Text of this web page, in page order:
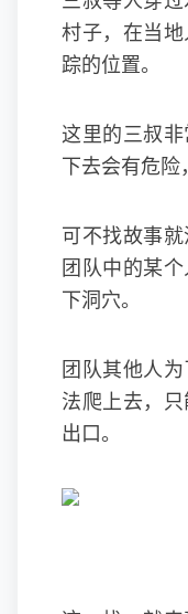
村子，在当
踪的位置。
这里的三叔
下去会有危险
可不找故事
团队中的某
下洞穴。
团队其他人
法爬上去，
出口。